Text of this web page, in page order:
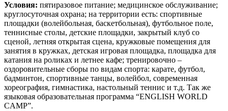
Условия: пятиразовое питание; медицинское обслуживание;
круглосуточная охрана; на территории есть: спортивные
площадки (волейбольная, баскетбольная), футбольное поле,
теннисные столы, детские площадки, закрытый клуб со
сценой, летняя открытая сцена, кружковые помещения для
занятия в кружках, детская игровая площадка, площадка для
катания на роликах и летнее кафе; тренировочно –
оздоровительные сборы по видам спорта: карате, футбол,
бадминтон, спортивные танцы, волейбол, современная
хореография, гимнастика, настольный теннис и т.д. Так же
языковая образовательная программа “ENGLISH WORLD
CAMP”.